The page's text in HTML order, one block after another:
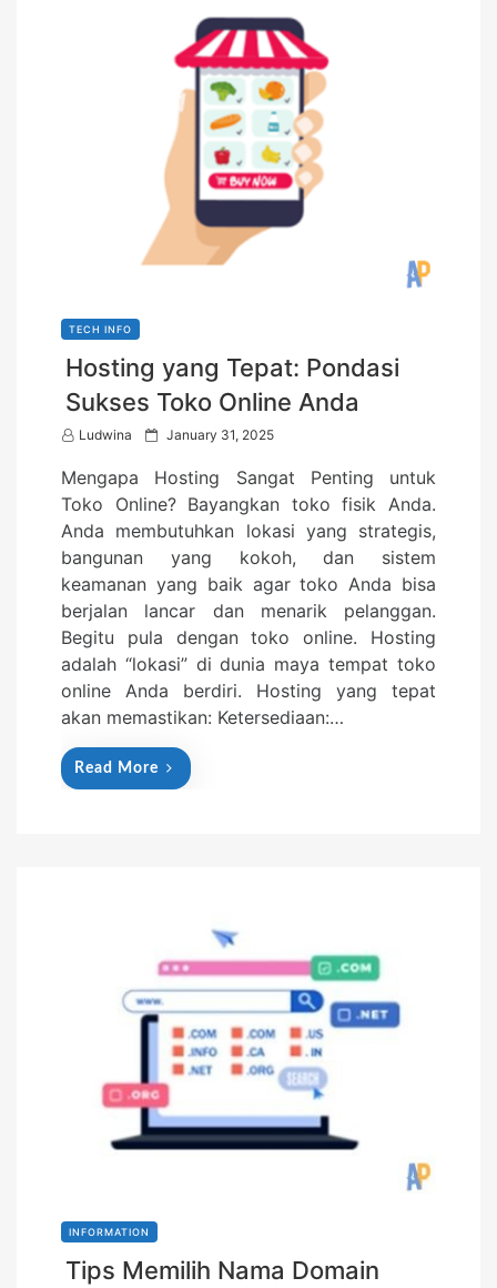
TECH INFO
Hosting yang Tepat: Pondasi
Sukses Toko Online Anda
Ludwina
P
s
t
e
o
n
January 31, 2025
Mengapa Hosting Sangat Penting untuk
Toko Online? Bayangkan toko fisik Anda.
Anda membutuhkan lokasi yang strategis,
bangunan yang kokoh, dan sistem
keamanan yang baik agar toko Anda bisa
berjalan lancar dan menarik pelanggan.
Begitu pula dengan toko online. Hosting
adalah “lokasi” di dunia maya tempat toko
online Anda berdiri. Hosting yang tepat
akan memastikan: Ketersediaan:…
Read More
INFORMATION
Tips Memilih Nama Domain